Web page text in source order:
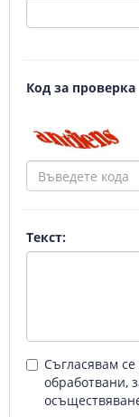
Код за проверка
Текст:
Съгласявам
обработвани,